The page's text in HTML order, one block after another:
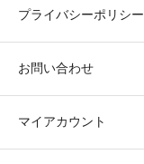
プライバシーポリシー
お問い合わせ
マイアカウント